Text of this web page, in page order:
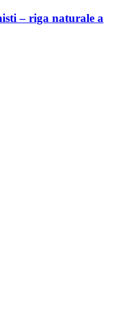
– riga naturale a